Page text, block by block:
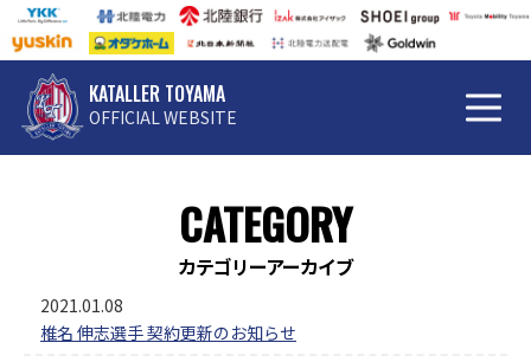
KATALLER TOYAMA
OFFICIAL WEBSITE
CATEGORY
カテゴリーアーカイブ
2021.01.08
椎名 伸志選手 契約更新のお知らせ